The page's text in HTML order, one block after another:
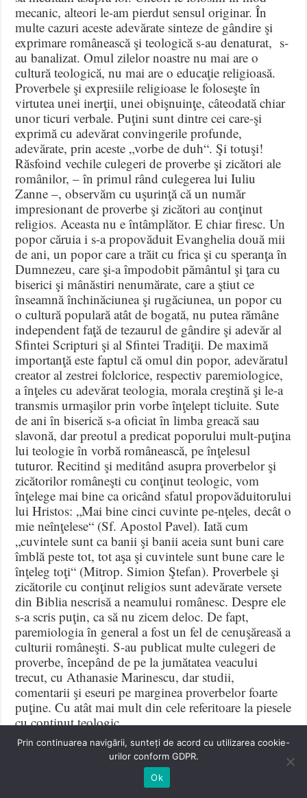
mecanic, alteori le-am pierdut sensul originar. În
multe cazuri aceste adevărate sinteze de gândire şi
exprimare românească şi teologică s-au denaturat, s-
au banalizat. Omul zilelor noastre nu mai are o
cultură teologică, nu mai are o educaţie religioasă.
Proverbele şi expresiile religioase le foloseşte în
virtutea unei inerţii, unei obişnuinţe, câteodată chiar
unor ticuri verbale. Puţini sunt dintre cei care-şi
exprimă cu adevărat convingerile profunde,
adevărate, prin aceste „vorbe de duh“. Şi totuşi!
Răsfoind vechile culegeri de proverbe şi zicători ale
românilor, – în primul rând culegerea lui Iuliu
Zanne –, observăm cu uşurinţă că un număr
impresionant de proverbe şi zicători au conţinut
religios. Aceasta nu e întâmplător. E chiar firesc. Un
popor căruia i s-a propovăduit Evanghelia două mii
de ani, un popor care a trăit cu frica şi cu speranţa în
Dumnezeu, care şi-a împodobit pământul şi ţara cu
biserici şi mânăstiri nenumărate, care a ştiut ce
înseamnă închinăciunea şi rugăciunea, un popor cu
o cultură populară atât de bogată, nu putea rămâne
independent faţă de tezaurul de gândire şi adevăr al
Sfintei Scripturi şi al Sfintei Tradiţii. De maximă
importanţă este faptul că omul din popor, adevăratul
creator al zestrei folclorice, respectiv paremiologice,
a înţeles cu adevărat teologia, morala creştină şi le-a
transmis urmaşilor prin vorbe înţelept ticluite. Sute
de ani în biserică s-a oficiat în limba greacă sau
slavonă, dar preotul a predicat poporului mult-puţina
lui teologie în vorbă românească, pe înţelesul
tuturor. Recitind şi meditând asupra proverbelor şi
zicătorilor româneşti cu conţinut teologic, vom
înţelege mai bine ca oricând sfatul propovăduitorului
lui Hristos: „Mai bine cinci cuvinte pe-nţeles, decât o
mie neînţelese“ (Sf. Apostol Pavel). Iată cum
„cuvintele sunt ca banii şi banii aceia sunt buni care
îmblă peste tot, tot aşa şi cuvintele sunt bune care le
înţeleg toţi“ (Mitrop. Simion Ştefan). Proverbele şi
zicătorile cu conţinut religios sunt adevărate versete
din Biblia nescrisă a neamului românesc. Despre ele
s-a scris puţin, ca să nu zicem deloc. De fapt,
paremiologia în general a fost un fel de cenuşăreasă a
culturii româneşti. S-au publicat multe culegeri de
proverbe, începând de pe la jumătatea veacului
trecut, cu Athanasie Marinescu, dar studii,
comentarii şi eseuri pe marginea proverbelor foarte
puţine. Cu atât mai mult din cele referitoare la piesele
cu conţinut teologic.
Viața lui Iuda,
Prin continuarea navigării, sunteți de acord cu utilizarea cookie-
urilor conform GDPR.
Ok